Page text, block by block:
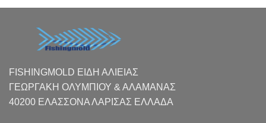
FISHINGMOLD ΕΙΔΗ ΑΛΙΕΙΑΣ
ΓΕΩΡΓΑΚΗ ΟΛΥΜΠΙΟΥ & ΑΛΑΜΑΝΑΣ
40200 ΕΛΑΣΣΟΝΑ ΛΑΡΙΣΑΣ EΛΛΑΔΑ